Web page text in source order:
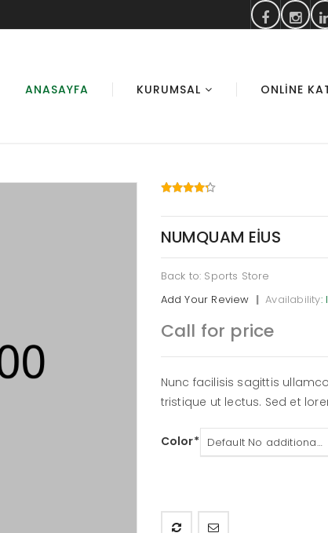
ANASAYFA KURUMSAL ONLINE
NUMQUAM EIUS
Back to: Sports Store
Add Your Review | Availability:
Call for price
Nunc facilisis sagittis
tristique ut lectus. Sed et
Color Default No additional charge